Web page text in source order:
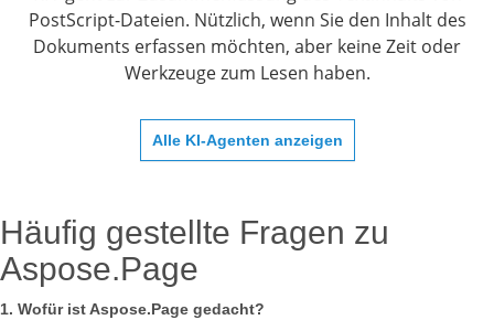
PostScript-Dateien. Nützlich, wenn Sie den Inhalt des
Dokuments erfassen möchten, aber keine Zeit oder
Werkzeuge zum Lesen haben.
Alle KI-Agenten anzeigen
Häufig gestellte Fragen zu
Aspose.Page
1. Wofür ist Aspose.Page gedacht?